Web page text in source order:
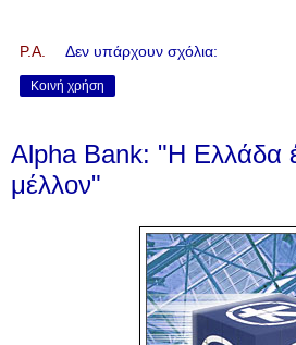
P.A. Δεν υπάρχουν σχόλια:
Κοινή χρήση
Alpha Bank: "Η Ελλάδα
μέλλον"